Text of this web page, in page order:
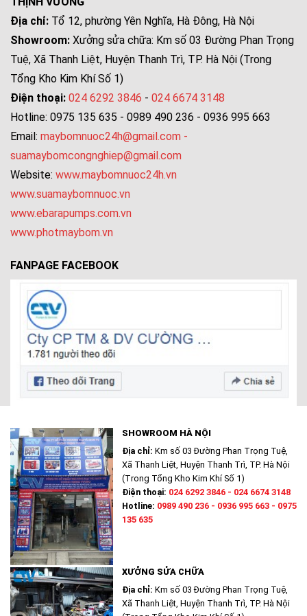
Địa chỉ: Tổ 12, phường Yên Nghĩa, Hà Đông, Hà Nội
Showroom: Xưởng sửa chữa: Km số 03 Đường Phan Trọng
Tuệ, Xã Thanh Liệt, Huyện Thanh Trì, TP. Hà Nội (Trong
Tổng Kho Kim Khí Số 1)
Điện thoại: 024 6292 3846 - 024 6674 3148
Hotline: 0975 135 635 - 0989 490 236 - 0936 995 663
Email: maybomnuoc24h@gmail.com -
suamaybomcongnghiep@gmail.com
Website: www.maybomnuoc24h.vn
www.suamaybomnuoc.vn
www.ebarapumps.com.vn
www.photmaybom.vn
FANPAGE FACEBOOK
SHOWROOM HÀ NỘI
Địa chỉ: Km số 03 Đường Phan Trọng Tuệ,
Xã Thanh Liệt, Huyện Thanh Trì, TP. Hà Nội
(Trong Tổng Kho Kim Khí Số 1)
Điện thoại: 024 6292 3846 - 024 6674 3148
Hotline: 0989 490 236 - 0936 995 663 - 0975
135 635
XƯỞNG SỬA CHỮA
Địa chỉ: Km số 03 Đường Phan Trọng Tuệ,
Xã Thanh Liệt, Huyện Thanh Trì, TP. Hà Nội